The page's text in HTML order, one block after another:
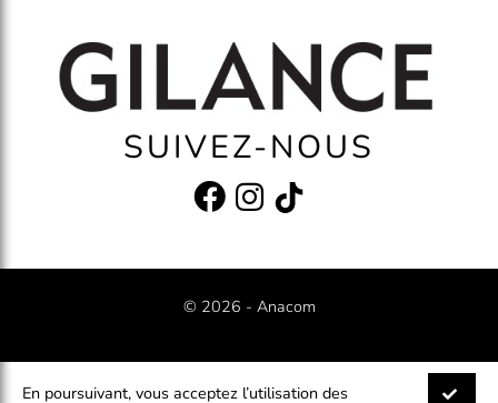
SUIVEZ-NOUS
© 2026 - Anacom
Charte de confidentialité
En poursuivant, vous acceptez l’utilisation des